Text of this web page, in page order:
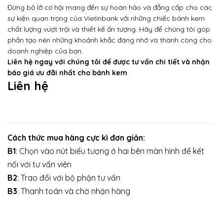
Đừng bỏ lỡ cơ hội mang đến sự hoàn hảo và đẳng cấp cho các
sự kiện quan trọng của Vietinbank với những chiếc bánh kem
chất lượng vượt trội và thiết kế ấn tượng. Hãy để chúng tôi góp
phần tạo nên những khoảnh khắc đáng nhớ và thành công cho
doanh nghiệp của bạn.
Liên hệ ngay với chúng tôi để được tư vấn chi tiết và nhận
báo giá ưu đãi nhất cho bánh kem
Liên hệ
Cách thức mua hàng cực kì đơn giản:
B1: Chọn vào nút biểu tượng ở hai bên màn hình để kết
nối với tư vấn viên
B2: Trao đổi với bộ phận tư vấn
B3: Thanh toán và chờ nhận hàng